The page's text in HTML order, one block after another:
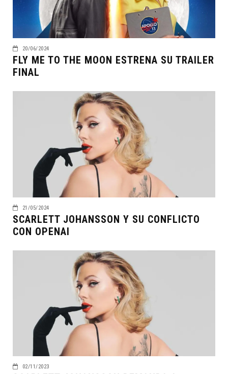
20/06/2024
FLY ME TO THE MOON ESTRENA SU TRAILER
FINAL
21/05/2024
SCARLETT JOHANSSON Y SU CONFLICTO
CON OPENAI
02/11/2023